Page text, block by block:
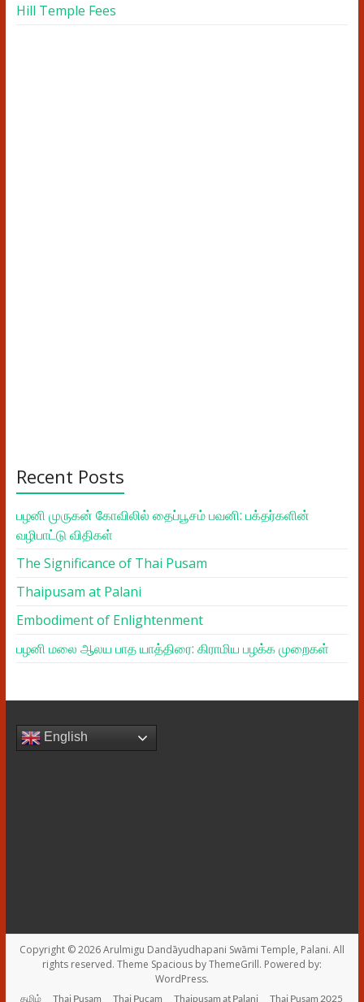
Hill Temple Fees
Recent Posts
பழனி முருகன் கோவிலில் தைப்பூசம் பவனி: பக்தர்களின்
வழிபாட்டு விதிகள்
The Significance of Thai Pusam
Thaipusam at Palani
Embodiment of Enlightenment
பழனி மலை ஆலய பாத யாத்திரை: கிராமிய பழக்க முறைகள்
English
Copyright © 2026Arulmigu Dandāyudhapani Swāmi Temple, Palani. All
rights reserved. Theme Spaciousby ThemeGrill. Powered by:
WordPress.
தமிழ் Thai Pusam Thai Pucam Thaipusam at Palani Thai Pusam 2025